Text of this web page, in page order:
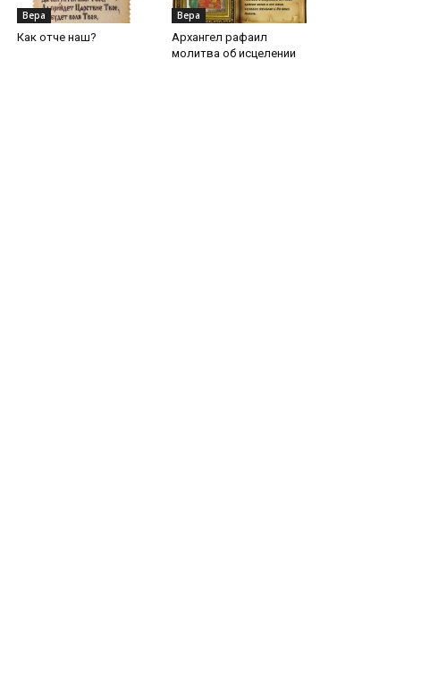
Вера
Как отче наш?
Вера
Архангел рафаил
молитва об исцелении